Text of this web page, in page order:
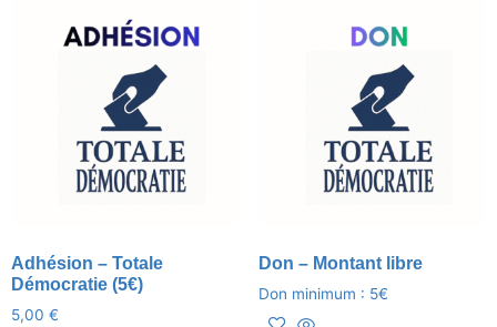
Adhésion – Totale
Démocratie (5€)
5,00 €
Don – Montant libre
Don minimum : 5€